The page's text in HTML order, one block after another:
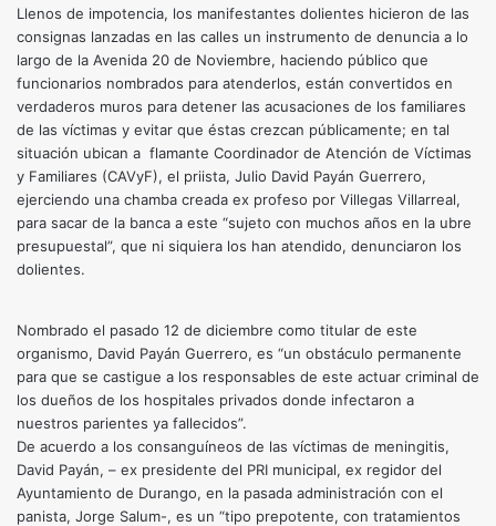
Llenos de impotencia, los manifestantes dolientes hicieron de las
consignas lanzadas en las calles un instrumento de denuncia a lo
largo de la Avenida 20 de Noviembre, haciendo público que
funcionarios nombrados para atenderlos, están convertidos en
verdaderos muros para detener las acusaciones de los familiares
de las víctimas y evitar que éstas crezcan públicamente; en tal
situación ubican a flamante Coordinador de Atención de Víctimas
y Familiares (CAVyF), el priista, Julio David Payán Guerrero,
ejerciendo una chamba creada ex profeso por Villegas Villarreal,
para sacar de la banca a este “sujeto con muchos años en la ubre
presupuestal”, que ni siquiera los han atendido, denunciaron los
dolientes.
Nombrado el pasado 12 de diciembre como titular de este
organismo, David Payán Guerrero, es “un obstáculo permanente
para que se castigue a los responsables de este actuar criminal de
los dueños de los hospitales privados donde infectaron a
nuestros parientes ya fallecidos”.
De acuerdo a los consanguíneos de las víctimas de meningitis,
David Payán, – ex presidente del PRI municipal, ex regidor del
Ayuntamiento de Durango, en la pasada administración con el
panista, Jorge Salum-, es un “tipo prepotente, con tratamientos